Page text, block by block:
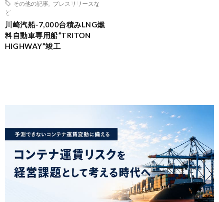
その他の記事
プレスリリースな
ど
川崎汽船-7,000台積みLNG燃
料自動車専用船“TRITON
HIGHWAY”竣工